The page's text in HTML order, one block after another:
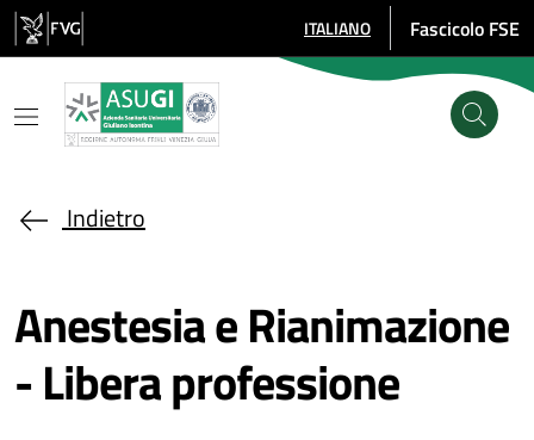
Salta al contenuto principale
SELEZIONE LINGUA: LINGUA
ITALIANO Fascicolo FSE
Indietro
Anestesia e Rianimazione
- Libera professione